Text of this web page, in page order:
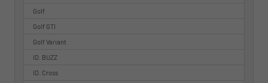
Golf
Golf GTI
Golf Variant
ID. BUZZ
ID. Cross